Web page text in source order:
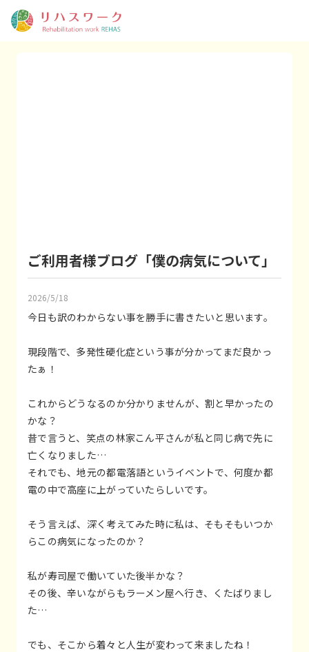
ご利用者様ブログ「僕の病気について」
2026/5/18
今日も訳のわからない事を勝手に書きたいと思います。
現段階で、多発性硬化症という事が分かってまだ良かっ
たぁ！
これからどうなるのか分かりませんが、割と早かったの
かな？
昔で言うと、笑点の林家こん平さんが私と同じ病で先に
亡くなりました…
それでも、地元の都電落語というイベントで、何度か都
電の中で高座に上がっていたらしいです。
そう言えば、深く考えてみた時に私は、そもそもいつか
らこの病気になったのか？
私が寿司屋で働いていた後半かな？
その後、辛いながらもラーメン屋へ行き、くたばりまし
た…
でも、そこから着々と人生が変わって来ましたね！